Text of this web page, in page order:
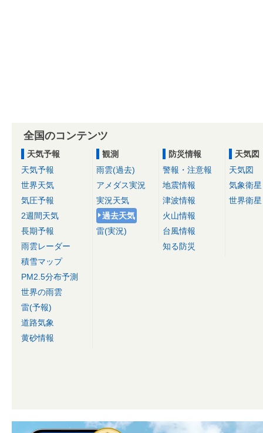
全国のコンテンツ
天気予報
天気予報
世界天気
気圧予報
2週間天気
長期予報
雨雲レーダー
積雪マップ
PM2.5分布予測
世界の雨雲
雷(予報)
道路気象
黄砂情報
観測
雨雲(過去)
アメダス実況
実況天気
過去天気
雷(実況)
防災情報
警報・注意報
地震情報
津波情報
火山情報
台風情報
知る防災
天気図
天気図
気象衛星
世界衛星